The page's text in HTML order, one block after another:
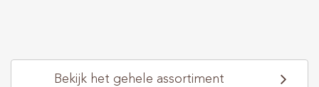
Bekijk het gehele assortiment